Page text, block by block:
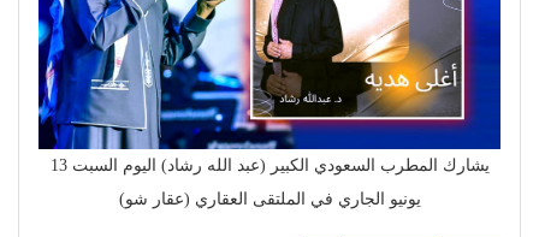
يشارك المطرب السعودي الكبير (عبد الله رشاد) اليوم السبت 13
يونيو الجاري في الملتقى العقاري (عقار شو)